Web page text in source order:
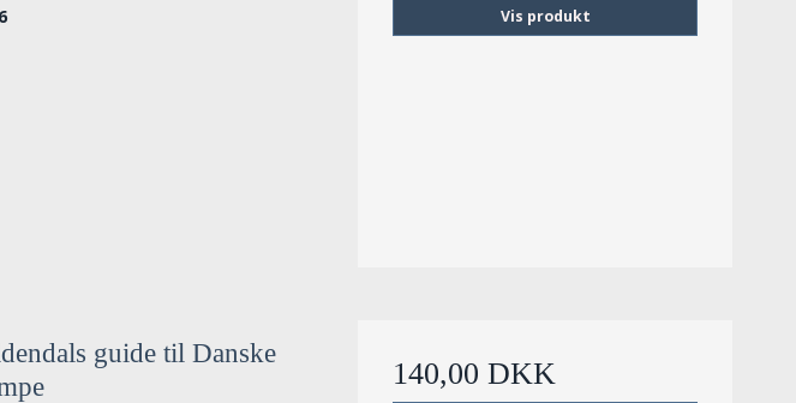
Vis produkt
guide til Danske
140,00 DKK